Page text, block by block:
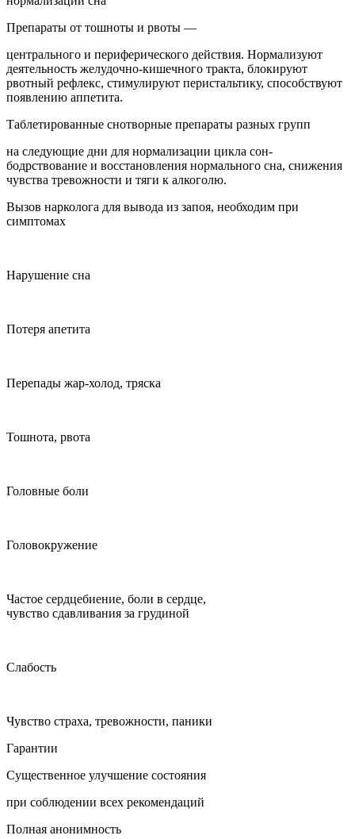
Препараты от тошноты и рвоты —
центрального и периферического действия. Нормализуют
деятельность желудочно-кишечного тракта, блокируют
рвотный рефлекс, стимулируют перистальтику, способствуют
появлению аппетита.
Таблетированные снотворные препараты разных групп
на следующие дни для нормализации цикла сон-
бодрствование и восстановления нормального сна, снижения
чувства тревожности и тяги к алкоголю.
Вызов нарколога для вывода из запоя, необходим при
симптомах
Нарушение сна
Потеря апетита
Перепады жар-холод, тряска
Тошнота, рвота
Головные боли
Головокружение
Частое сердцебиение, боли в сердце,
чувство сдавливания за грудиной
Слабость
Чувство страха, тревожности, паники
Гарантии
Существенное улучшение состояния
при соблюдении всех рекомендаций
Полная анонимность